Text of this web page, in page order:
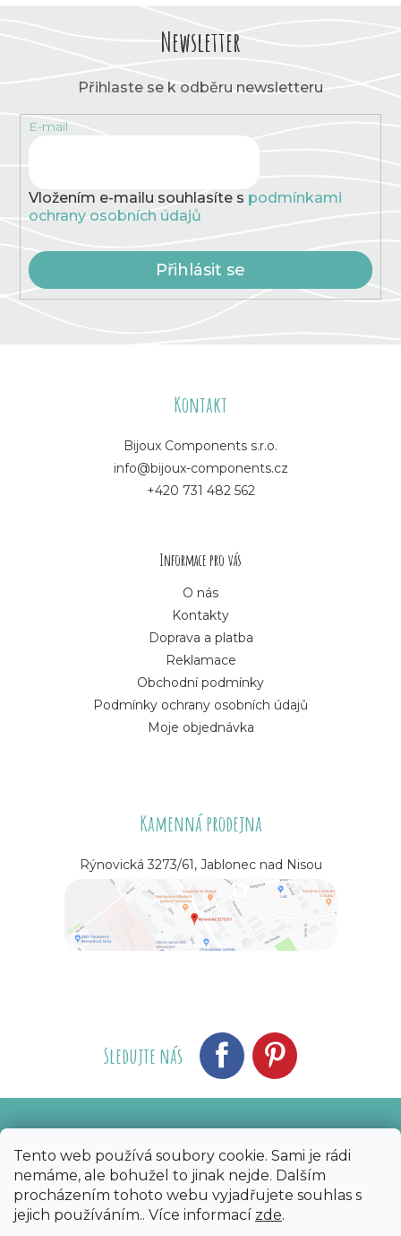
Tento web používá soubory cookie. Sami je rádi
nemáme, ale bohužel to jinak nejde. Dalším
procházením tohoto webu vyjadřujete souhlas s
jejich používáním.. Více informací zde.
Newsletter
Přihlaste se k odběru newsletteru
E-mail
Vložením e-mailu souhlasíte s podmínkami
ochrany osobních údajů
Přihlásit se
Kontakt
Bijoux Components s.r.o.
info@bijoux-components.cz
+420 731 482 562
Informace pro vás
O nás
Kontakty
Doprava a platba
Reklamace
Obchodní podmínky
Podmínky ochrany osobních údajů
Moje objednávka
Kamenná prodejna
Rýnovická 3273/61, Jablonec nad Nisou
Sledujte nás
Copyright 2026 Bijoux Components - Svět
korálků. Všechna práva vyhrazena.